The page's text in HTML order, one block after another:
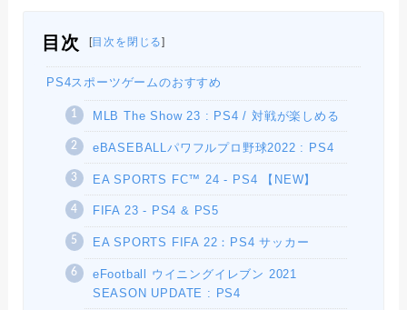
目次 目次を閉じる
PS4スポーツゲームのおすすめ
MLB The Show 23 : PS4 / 対戦が楽しめる
eBASEBALLパワフルプロ野球2022 : PS4
EA SPORTS FC™ 24 - PS4 【NEW】
FIFA 23 - PS4 & PS5
EA SPORTS FIFA 22：PS4 サッカー
eFootball ウイニングイレブン 2021
SEASON UPDATE : PS4